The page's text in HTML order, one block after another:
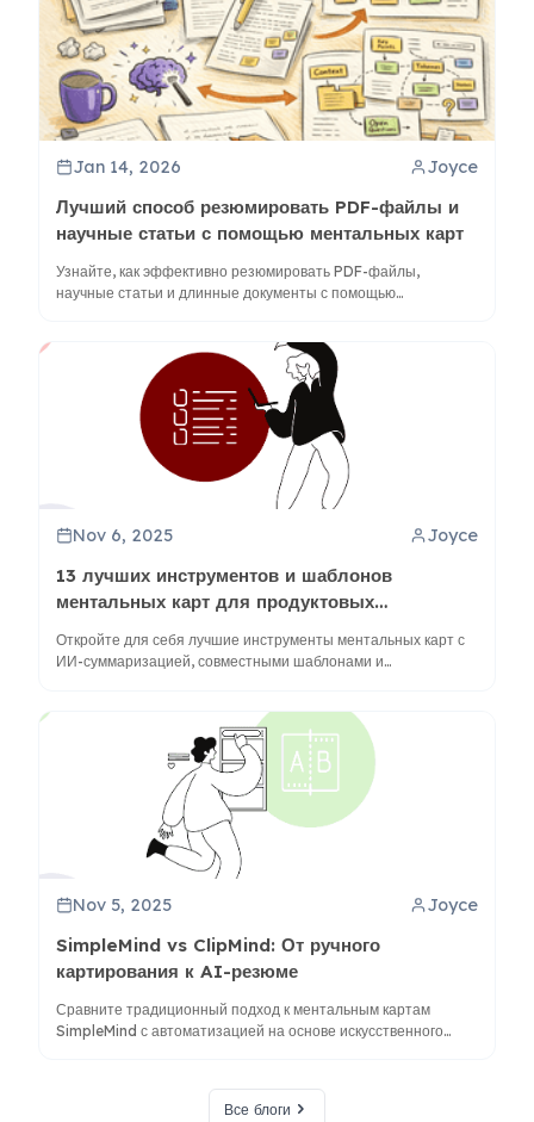
Jan 14, 2026 Joyce
Лучший способ резюмировать PDF-файлы и
научные статьи с помощью ментальных карт
Узнайте, как эффективно резюмировать PDF-файлы,
научные статьи и длинные документы с помощью
Nov 6, 2025 Joyce
13 лучших инструментов и шаблонов
ментальных карт для продуктовых
менеджеров
Откройте для себя лучшие инструменты ментальных карт с
ИИ-суммаризацией, совместными шаблонами и
Nov 5, 2025 Joyce
SimpleMind vs ClipMind: От ручного
картирования к AI-резюме
Сравните традиционный подход к ментальным картам
SimpleMind с автоматизацией на основе искусственного
организации контента в 2025 году.
Все блоги